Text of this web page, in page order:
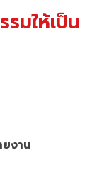
มให้เป็น
ยงาน